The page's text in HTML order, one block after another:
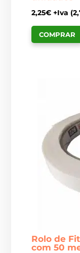
2,25€ +Iva (
COMPRAR
Rolo de
com 50